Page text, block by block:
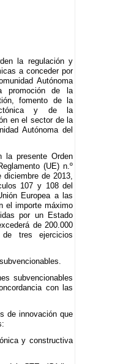
la regulación y
a conceder por
Autónoma
promoción de la
fomento de la
y de la
en el sector de la
Autónoma del
la presente Orden
(UE) n.º
de 2013,
107 y 108 del
Europea a las
el importe máximo
por un Estado
de 200.000
de tres ejercicios
subvencionables
con las
de innovación que
y constructiva